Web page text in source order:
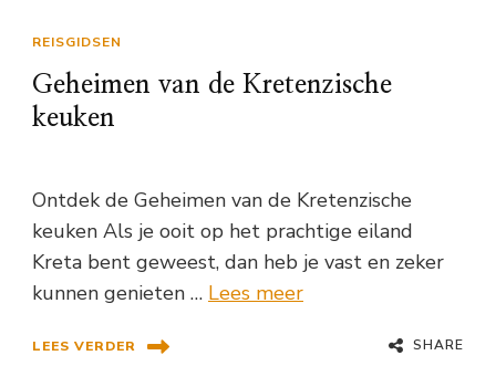
REISGIDSEN
Geheimen van de Kretenzische
keuken
Ontdek de Geheimen van de Kretenzische
keuken Als je ooit op het prachtige eiland
Kreta bent geweest, dan heb je vast en zeker
kunnen genieten … Lees meer
LEES VERDER SHARE